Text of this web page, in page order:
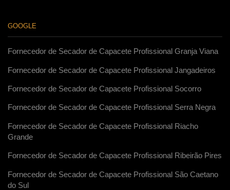
GOOGLE
Fornecedor de Secador de Capacete Profissional Granja Viana
Fornecedor de Secador de Capacete Profissional Jangadeiros
Fornecedor de Secador de Capacete Profissional Socorro
Fornecedor de Secador de Capacete Profissional Serra Negra
Fornecedor de Secador de Capacete Profissional Riacho
Grande
Fornecedor de Secador de Capacete Profissional Ribeirão Pires
Fornecedor de Secador de Capacete Profissional São Caetano
do Sul